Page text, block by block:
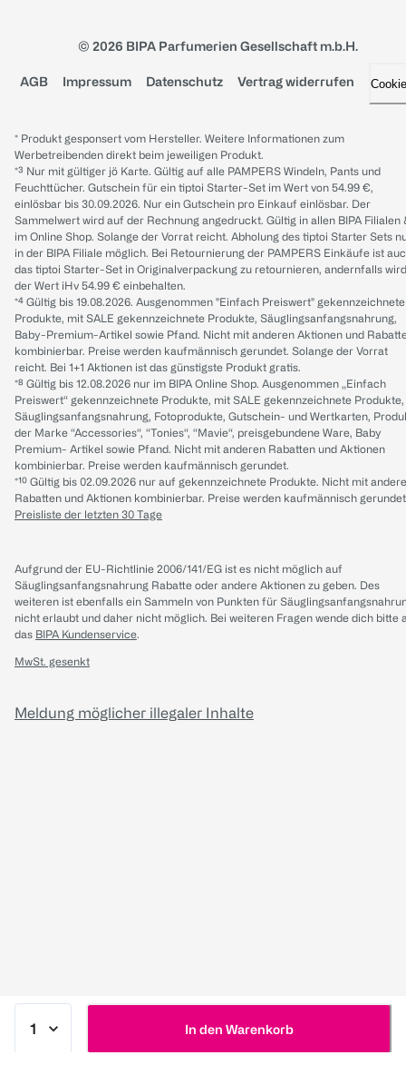
In den Warenkorb
© 2026 BIPA Parfumerien Gesellschaft m.b.H.
AGB Impressum Datenschutz Vertrag widerrufen
* Produkt gesponsert vom Hersteller. Weitere Informationen zum
Werbetreibenden direkt beim jeweiligen Produkt.
*³ Nur mit gültiger jö Karte. Gültig auf alle PAMPERS Windeln, Pants und
Feuchttücher. Gutschein für ein tiptoi Starter-Set im Wert von 54.99 €,
einlösbar bis 30.09.2026. Nur ein Gutschein pro Einkauf einlösbar. Der
Sammelwert wird auf der Rechnung angedruckt. Gültig in allen BIPA Filialen
im Online Shop. Solange der Vorrat reicht. Abholung des tiptoi Starter Sets
in der BIPA Filiale möglich. Bei Retournierung der PAMPERS Einkäufe ist
das tiptoi Starter-Set in Originalverpackung zu retournieren, andernfalls wird
der Wert iHv 54.99 € einbehalten.
*⁴ Gültig bis 19.08.2026. Ausgenommen "Einfach Preiswert" gekennzeichnete
Produkte, mit SALE gekennzeichnete Produkte, Säuglingsanfangsnahrung,
Baby-Premium-Artikel sowie Pfand. Nicht mit anderen Aktionen und
kombinierbar. Preise werden kaufmännisch gerundet. Solange der Vorrat
reicht. Bei 1+1 Aktionen ist das günstigste Produkt gratis.
*⁸ Gültig bis 12.08.2026 nur im BIPA Online Shop. Ausgenommen „Einfach
Preiswert“ gekennzeichnete Produkte, mit SALE gekennzeichnete Produkte,
Säuglingsanfangsnahrung, Fotoprodukte, Gutschein- und Wertkarten,
der Marke “Accessories“, “Tonies“, “Mavie“, preisgebundene Ware, Baby
Premium- Artikel sowie Pfand. Nicht mit anderen Rabatten und Aktionen
kombinierbar. Preise werden kaufmännisch gerundet.
*¹⁰ Gültig bis 02.09.2026 nur auf gekennzeichnete Produkte. Nicht mit
Rabatten und Aktionen kombinierbar. Preise werden kaufmännisch
Preisliste der letzten 30 Tage
Aufgrund der EU-Richtlinie 2006/141/EG ist es nicht möglich auf
Säuglingsanfangsnahrung Rabatte oder andere Aktionen zu geben. Des
weiteren ist ebenfalls ein Sammeln von Punkten für
nicht erlaubt und daher nicht möglich. Bei weiteren Fragen wende dich bitte
das BIPA Kundenservice.
MwSt. gesenkt
Meldung möglicher illegaler Inhalte